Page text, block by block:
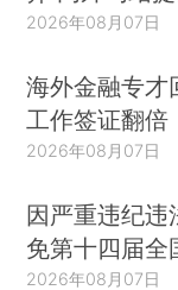
2026年08月07日
海外金融专才
工作签证翻倍
2026年08月07日
因严重违纪违
免第十四届全
2026年08月07日